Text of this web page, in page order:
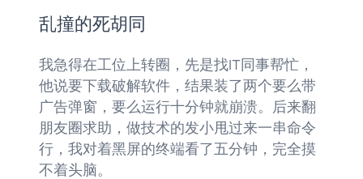
乱撞的死胡同
我急得在工位上转圈，先是找IT同事帮忙，
他说要下载破解软件，结果装了两个要么带
广告弹窗，要么运行十分钟就崩溃。后来翻
朋友圈求助，做技术的发小甩过来一串命令
行，我对着黑屏的终端看了五分钟，完全摸
不着头脑。